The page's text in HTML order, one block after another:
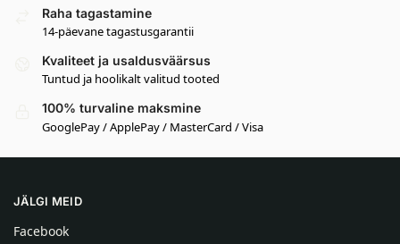
Raha tagastamine
14-päevane tagastusgarantii
Kvaliteet ja usaldusväärsus
Tuntud ja hoolikalt valitud tooted
100% turvaline maksmine
GooglePay / ApplePay / MasterCard / Visa
JÄLGI MEID
Facebook